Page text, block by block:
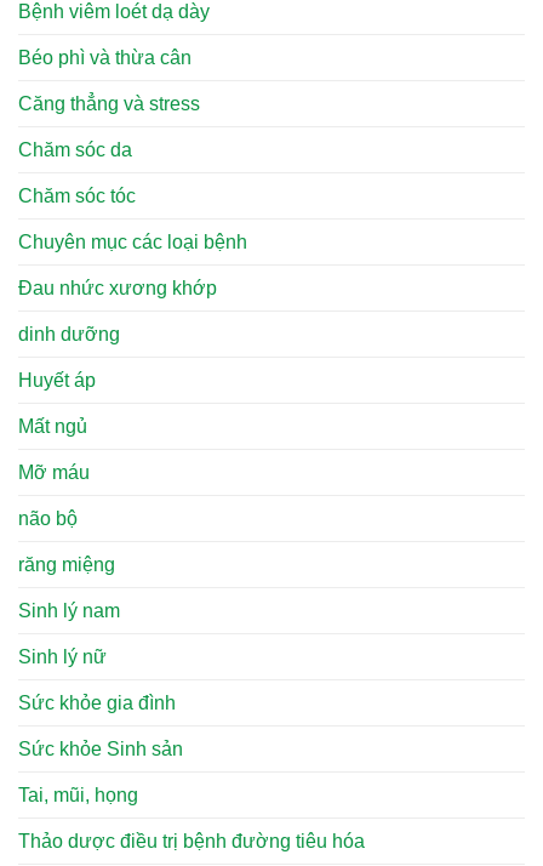
Bệnh viêm loét dạ dày
Béo phì và thừa cân
Căng thẳng và stress
Chăm sóc da
Chăm sóc tóc
Chuyên mục các loại bệnh
Đau nhức xương khớp
dinh dưỡng
Huyết áp
Mất ngủ
Mỡ máu
não bộ
răng miệng
Sinh lý nam
Sinh lý nữ
Sức khỏe gia đình
Sức khỏe Sinh sản
Tai, mũi, họng
Thảo dược điều trị bệnh đường tiêu hóa